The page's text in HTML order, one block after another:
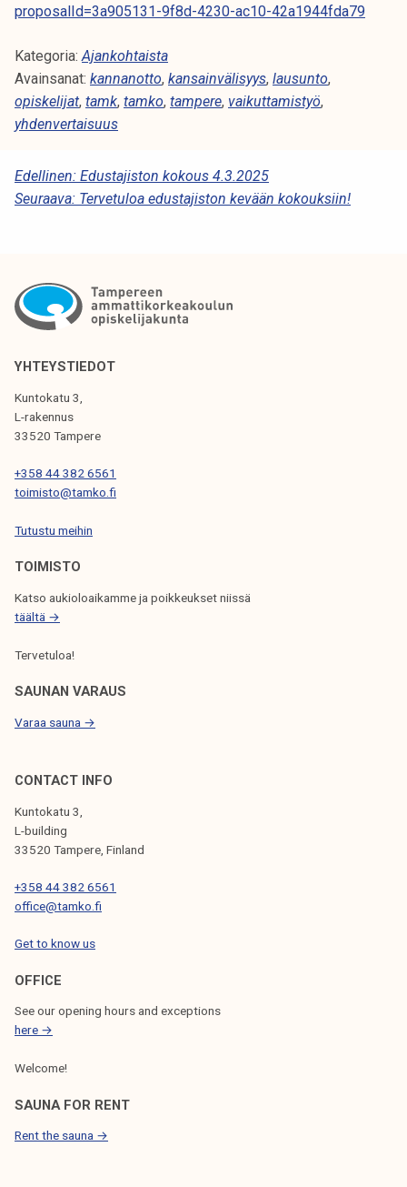
proposalId=3a905131-9f8d-4230-ac10-42a1944fda79
Kategoria: Ajankohtaista
Avainsanat: kannanotto, kansainvälisyys, lausunto,
opiskelijat, tamk, tamko, tampere, vaikuttamistyö,
yhdenvertaisuus
A
R
K
K
E
L
I
E
N
E
L
A
U
S
Edellinen: Edustajiston kokous 4.3.2025
Seuraava: Tervetuloa edustajiston kevään kokouksiin!
YHTEYSTIEDOT
Kuntokatu 3,
L-rakennus
33520 Tampere
+358 44 382 6561
toimisto@tamko.fi
Tutustu meihin
TOIMISTO
Katso aukioloaikamme ja poikkeukset niissä
täältä →
Tervetuloa!
SAUNAN VARAUS
Varaa sauna →
CONTACT INFO
Kuntokatu 3,
L-building
33520 Tampere, Finland
+358 44 382 6561
office@tamko.fi
Get to know us
OFFICE
See our opening hours and exceptions
here →
Welcome!
SAUNA FOR RENT
Rent the sauna →